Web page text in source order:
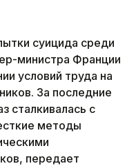
суицида среди
министра Франции
условий труда на
За последние
сталкивалась с
методы
передает